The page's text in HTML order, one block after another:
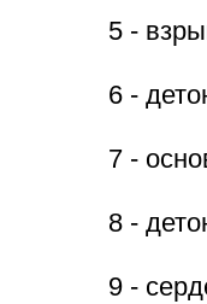
5 -
6 -
7 -
8 -
9 -